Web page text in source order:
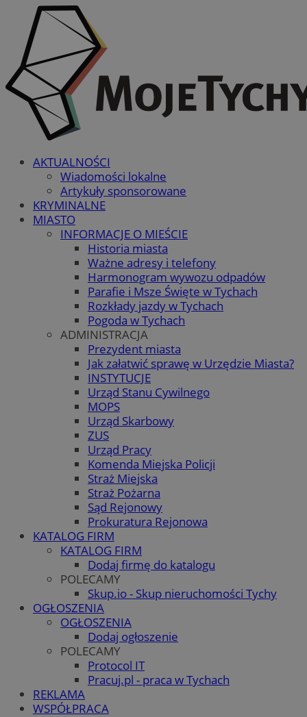
AKTUALNOŚCI
Wiadomości lokalne
Artykuły sponsorowane
KRYMINALNE
MIASTO
INFORMACJE O MIEŚCIE
Historia miasta
Ważne adresy i telefony
Harmonogram wywozu odpadów
Parafie i Msze Święte w Tychach
Rozkłady jazdy w Tychach
Pogoda w Tychach
ADMINISTRACJA
Prezydent miasta
Jak załatwić sprawę w Urzędzie Miasta?
INSTYTUCJE
Urząd Stanu Cywilnego
MOPS
Urząd Skarbowy
ZUS
Urząd Pracy
Komenda Miejska Policji
Straż Miejska
Straż Pożarna
Sąd Rejonowy
Prokuratura Rejonowa
KATALOG FIRM
KATALOG FIRM
Dodaj firmę do katalogu
POLECAMY
Skup.io - Skup nieruchomości Tychy
OGŁOSZENIA
OGŁOSZENIA
Dodaj ogłoszenie
POLECAMY
Protocol IT
Pracuj.pl - praca w Tychach
REKLAMA
WSPÓŁPRACA